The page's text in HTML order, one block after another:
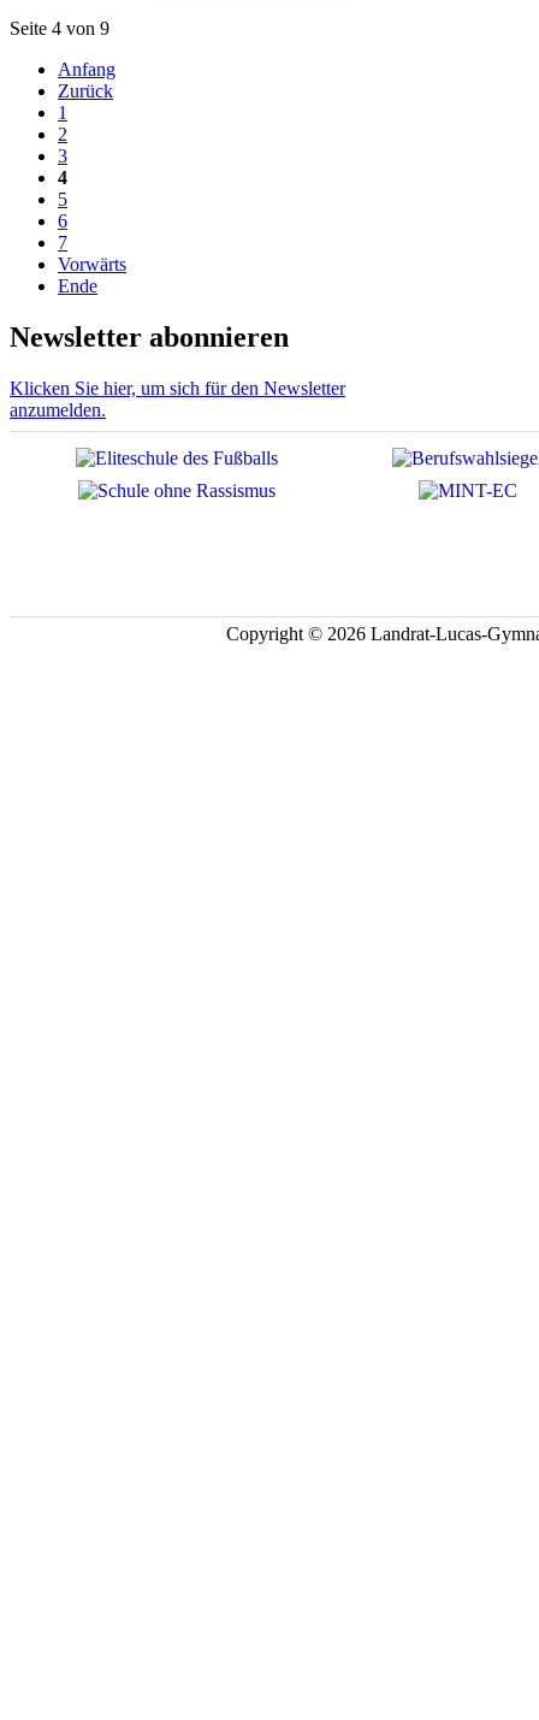
Seite 4 von 9
Anfang
Zurück
1
2
3
4
5
6
7
Vorwärts
Ende
Newsletter abonnieren
Klicken Sie hier, um sich für den Newsletter
anzumelden.
Copyright © 2026 Landrat-Lucas-